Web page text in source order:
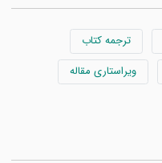
ترجمه کتاب
ویراستاری مقاله